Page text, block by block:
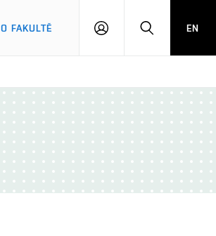
O FAKULTĚ
PŘIHLÁŠENÍHLEDAT
EN